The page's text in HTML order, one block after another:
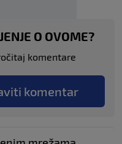
O OVOME?
komentare
komentar